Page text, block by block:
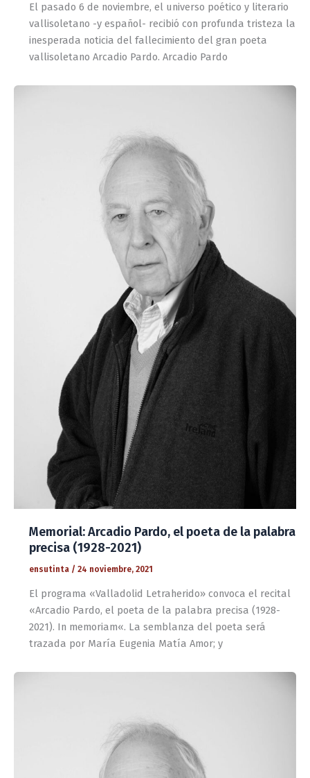
El pasado 6 de noviembre, el universo poético y literario
vallisoletano -y español- recibió con profunda tristeza la
inesperada noticia del fallecimiento del gran poeta
vallisoletano Arcadio Pardo. Arcadio Pardo
Memorial: Arcadio Pardo, el poeta de la palabra
precisa (1928-2021)
ensutinta / 24 noviembre, 2021
El programa «Valladolid Letraherido» convoca el recital
«Arcadio Pardo, el poeta de la palabra precisa (1928-
2021). In memoriam«. La semblanza del poeta será
trazada por María Eugenia Matía Amor; y